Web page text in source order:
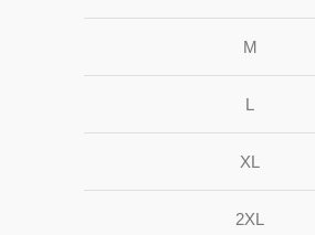
M
L
XL
2XL